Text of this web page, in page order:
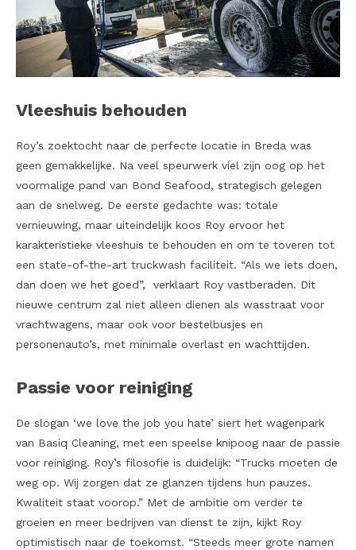
Vleeshuis behouden
Roy’s zoektocht naar de perfecte locatie in Breda was
geen gemakkelijke. Na veel speurwerk viel zijn oog op het
voormalige pand van Bond Seafood, strategisch gelegen
aan de snelweg. De eerste gedachte was: totale
vernieuwing, maar uiteindelijk koos Roy ervoor het
karakteristieke vleeshuis te behouden en om te toveren tot
een state-of-the-art truckwash faciliteit. “Als we iets doen,
dan doen we het goed”, verklaart Roy vastberaden. Dit
nieuwe centrum zal niet alleen dienen als wasstraat voor
vrachtwagens, maar ook voor bestelbusjes en
personenauto’s, met minimale overlast en wachttijden.
Passie voor reiniging
De slogan ‘we love the job you hate’ siert het wagenpark
van Basiq Cleaning, met een speelse knipoog naar de passie
voor reiniging. Roy’s filosofie is duidelijk: “Trucks moeten de
weg op. Wij zorgen dat ze glanzen tijdens hun pauzes.
Kwaliteit staat voorop.” Met de ambitie om verder te
groeien en meer bedrijven van dienst te zijn, kijkt Roy
optimistisch naar de toekomst. “Steeds meer grote namen